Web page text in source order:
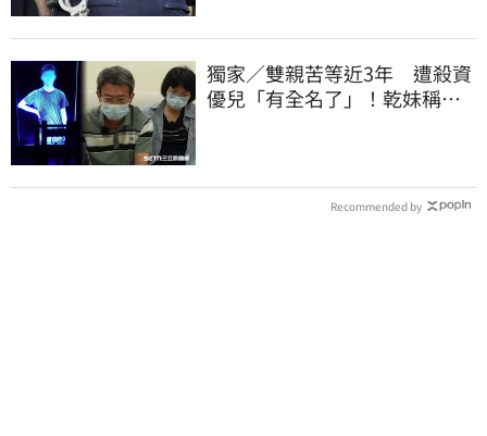
獨家／雙親苦等近3年 遭殺資
優兒「有全名了」！乾妹稱賠
Recommended by